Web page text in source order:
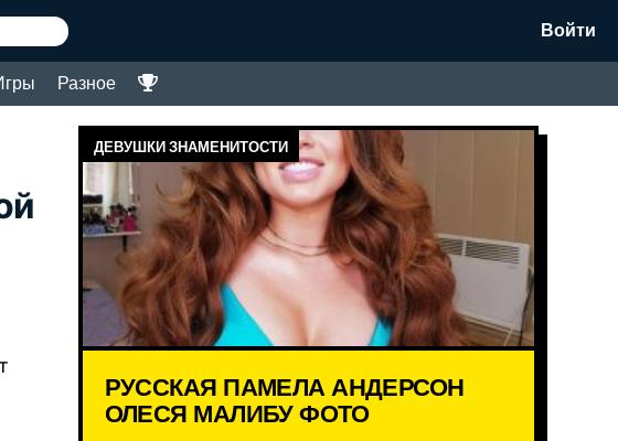
Войти
Разное
ДЕВУШКИ ЗНАМЕНИТОСТИ
РУССКАЯ ПАМЕЛА АНДЕРСОН
ОЛЕСЯ МАЛИБУ ФОТО